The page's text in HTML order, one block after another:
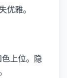
优雅。
上位。隐